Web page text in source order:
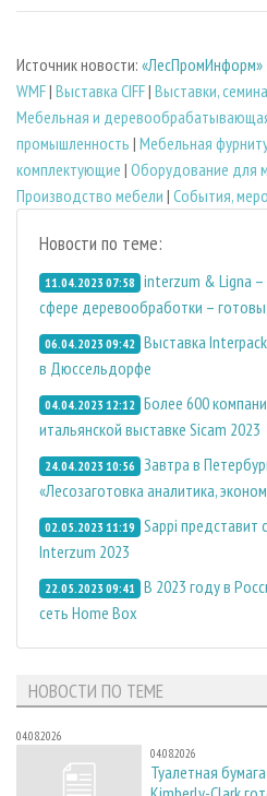
Источник новости: «ЛесПромИнформ»
WMF| Выставка CIFF| Выставки,
Мебельная и
промышленность | Мебельная
комплектующие | Оборудование для
Производство мебели | События,
Новости по теме:
11.04.2023 07:58 interzum & Ligna –
сфере деревообработки –
06.04.2023 09:42 Выставка
в Дюссельдорфе
04.04.2023 12:12 Более 600
итальянской выставке Sicam 2023
24.04.2023 10:56 Завтра в
«Лесозаготовка аналитика,
02.05.2023 11:19 Sappi представит
Interzum 2023
22.05.2023 09:41 В 2023 году в
сеть Home Box
НОВОСТИ ПО ТЕМЕ
04.08.2026
04.08.2026
Туалетная